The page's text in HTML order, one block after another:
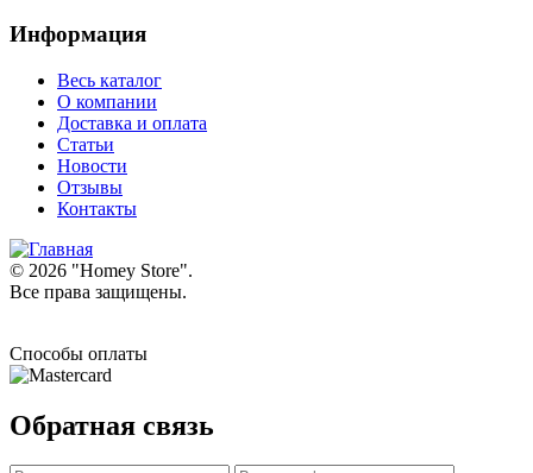
Информация
Весь каталог
О компании
Доставка и оплата
Статьи
Новости
Отзывы
Контакты
© 2026 "Homey Store".
Все права защищены.
Способы оплаты
Обратная связь